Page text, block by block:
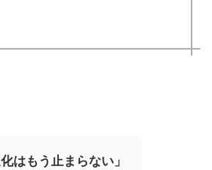
はもう止まらない」